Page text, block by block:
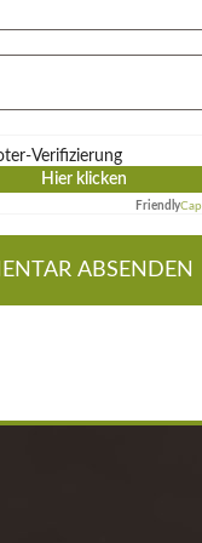
Verifizierung
Hier klicken
Friendly